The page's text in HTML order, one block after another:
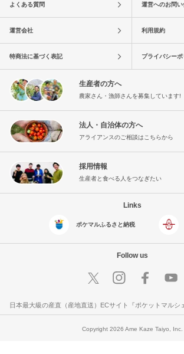
よくある質問 運営へのお問い
運営会社 利用規約
特商法に基づく表記 プライバシー
生産者の方へ
農家さん・漁師さんを募集しています!
法人・自治体の方へ
アライアンスのご相談はこちらから
採用情報
生産者と食べる人をつなぎたい
Links
ポケマルふるさと納税
Follow us
日本最大級の産直（産地直送）ECサイト『ポケットマルシ
Copyright 2026 Ame Kaze Taiyo, Inc.